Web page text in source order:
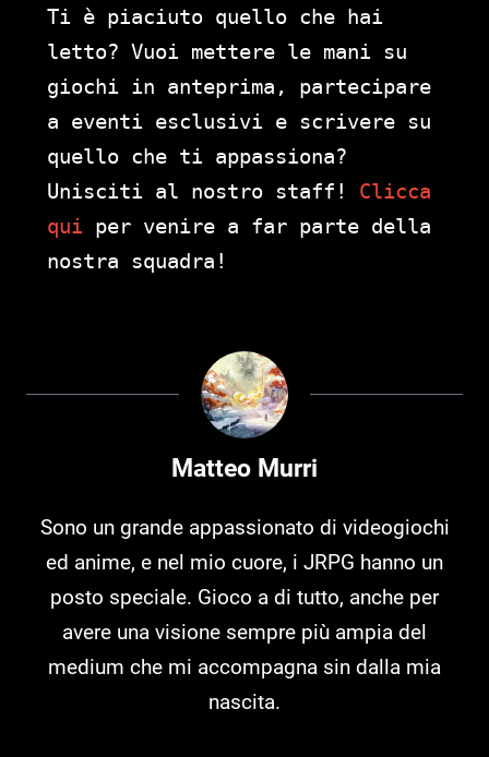
Ti è piaciuto quello che hai
letto? Vuoi mettere le mani su
giochi in anteprima, partecipare
a eventi esclusivi e scrivere su
quello che ti appassiona?
Unisciti al nostro staff! Clicca
qui per venire a far parte della
nostra squadra!
Matteo Murri
Sono un grande appassionato di videogiochi
ed anime, e nel mio cuore, i JRPG hanno un
posto speciale. Gioco a di tutto, anche per
avere una visione sempre più ampia del
medium che mi accompagna sin dalla mia
nascita.